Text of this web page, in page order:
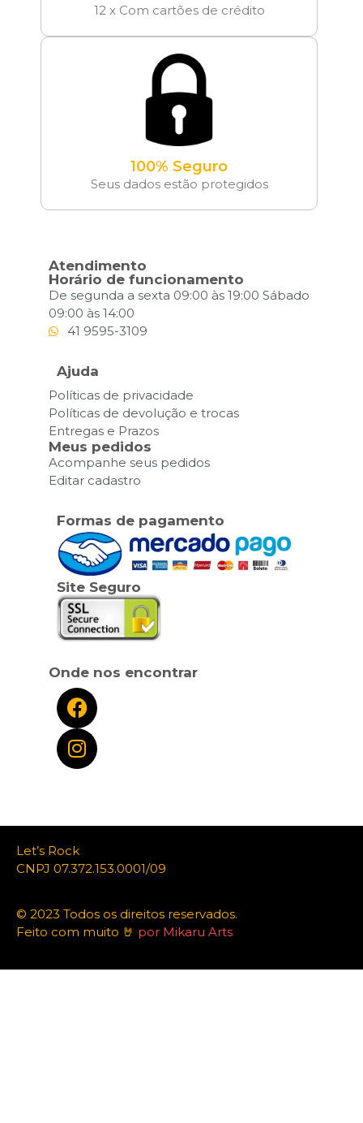
12 x Com cartões de crédito
100% Seguro
Seus dados estão protegidos
Atendimento
Horário de funcionamento
De segunda a sexta 09:00 às 19:00 Sábado
09:00 às 14:00
41 9595-3109
Ajuda
Políticas de privacidade
Políticas de devolução e trocas
Entregas e Prazos
Meus pedidos
Acompanhe seus pedidos
Editar cadastro
Formas de pagamento
Site Seguro
Onde nos encontrar
Let’s Rock
CNPJ 07.372.153.0001/09
© 2023 Todos os direitos reservados.
Feito com muito 🤘 por Mikaru Arts